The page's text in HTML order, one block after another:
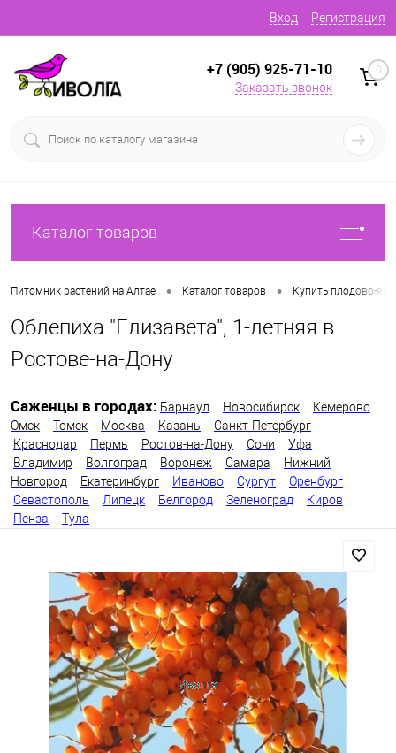
Вход Регистрация
+7 (905) 925-71-10
Заказать звонок
0
Каталог товаров
Питомник растений на Алтае • Каталог товаров • Купить плодово-
Облепиха "Елизавета", 1-летняя в
Ростове-на-Дону
Саженцы в городах: Барнаул Новосибирск
Кемерово
Омск
Томск Москва Казань
Санкт-Петербург
Краснодар
Пермь Ростов-на-Дону Сочи
Уфа
Владимир
Волгоград Воронеж Самара
Нижний
Новгород
Екатеринбург Иваново Сургут
Оренбург
Севастополь
Липецк Белгород Зеленоград
Киров
Пенза
Тула